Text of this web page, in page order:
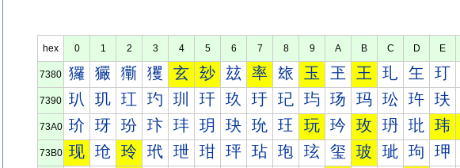
hex 0 1 2 3 4 5 6 7 8 9 A B C D E
7380 玀 玁 玂 玃 玄 玅 玆 率 玈 玉 玊 王 玌 玍 玎
7390 玐 玑 玒 玓 玔 玕 玖 玗 玘 玙 玚 玛 玜 玝 玞
73A0 玠 玡 玢 玣 玤 玥 玦 玧 玨 玩 玪 玫 玬 玭 玮
73B0 现 玱 玲 玳 玴 玵 玶 玷 玸 玹 玺 玻 玼 玽 玾